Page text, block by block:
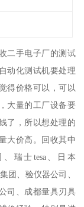
二手电子厂的测试
动化测试机要处理
得价格可以，可以
大量的工厂设备要
了，所以想处理的
大价高。回收其中
瑞士tesa、日本
团、验仪器公司、
司、成都量具刃具